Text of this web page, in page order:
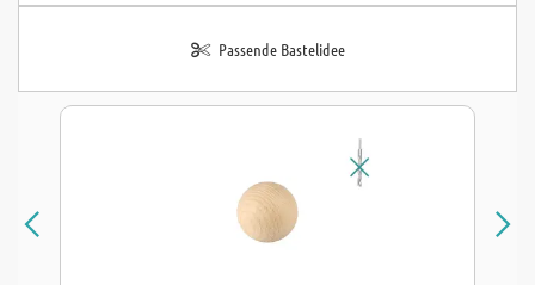
Passende Bastelidee